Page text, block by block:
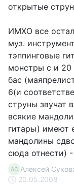
открытые
ИМХО все
муз.
тэппинговые
монстры с и 20
бас
6(и
струны звучат
всякие
гитары) имеют
мандолины
сюда отнести)
АС Алексей
20.05.2008